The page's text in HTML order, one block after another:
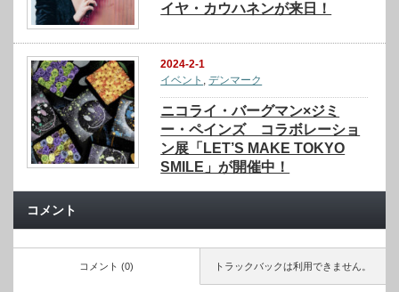
イヤ・カウハネンが来日！
2024-2-1
イベント
,デンマーク
ニコライ・バーグマン×ジミ
ー・ペインズ コラボレーショ
ン展「LET’S MAKE TOKYO
SMILE」が開催中！
コメント
トラックバックは利用できません。
コメント (0)